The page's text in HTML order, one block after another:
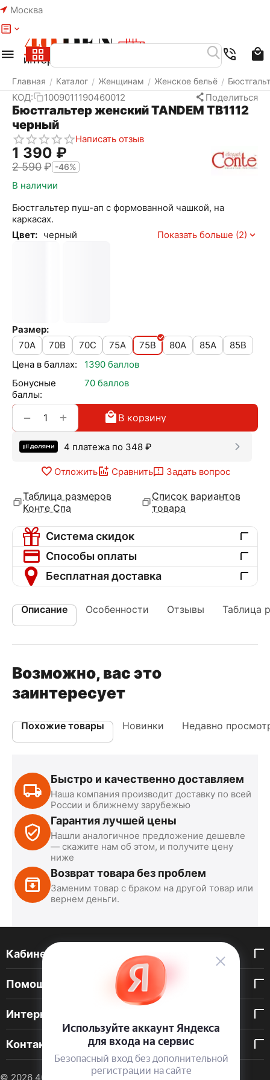
Москва
Главная / Каталог / Женщинам / Женское бельё /
КОД: 1009011190460012 Поделиться
Бюстгальтер женский TANDEM TB1112
черный
Написать отзыв
1 390 ₽
2 590₽ -46%
В наличии
Бюстгальтер пуш-ап с формованной чашкой, на
каркасах.
Цвет: черный Показать больше (2)
Размер:
70A
70B 70C 75A 75B 80A 85A
85B
Цена в баллах:
1390 баллов
Бонусные
баллы:
70 баллов
+
− В корзину
4 платежа по 348 ₽
Отложить Сравнить Задать вопрос
Таблица размеров
Конте Спа
Список вариантов
товара
Система скидок
Способы оплаты
Бесплатная доставка
Описание Особенности Отзывы Таблица
Возможно, вас это
заинтересует
Похожие товары Новинки Недавно
Быстро и качественно доставляем
Наша компания производит доставку по всей
России и ближнему зарубежью
Гарантия лучшей цены
Нашли аналогичное предложение дешевле
— скажите нам об этом, и получите цену
ниже
Возврат товара без проблем
Заменим товар с браком на другой товар или
вернем деньги.
Кабинет покупателя
Помощь покупателю
Интернет-магазин
Контакты
© 2026 40 DEN. Интернет-магазин
Меню